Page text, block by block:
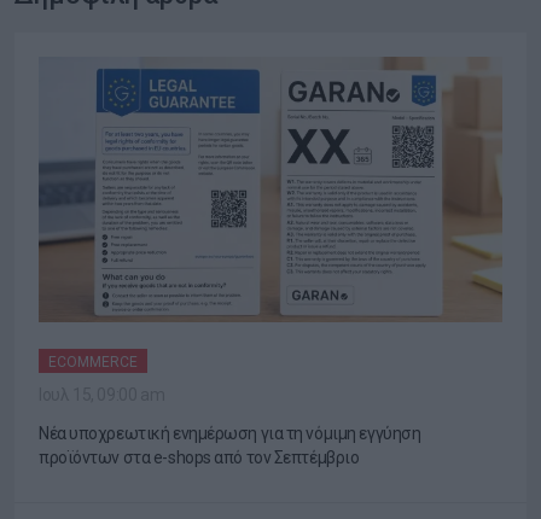
ECOMMERCE
Νέα υποχρεωτική ενημέρωση για τη νόμιμη εγγύηση
προϊόντων στα e-shops από τον Σεπτέμβριο